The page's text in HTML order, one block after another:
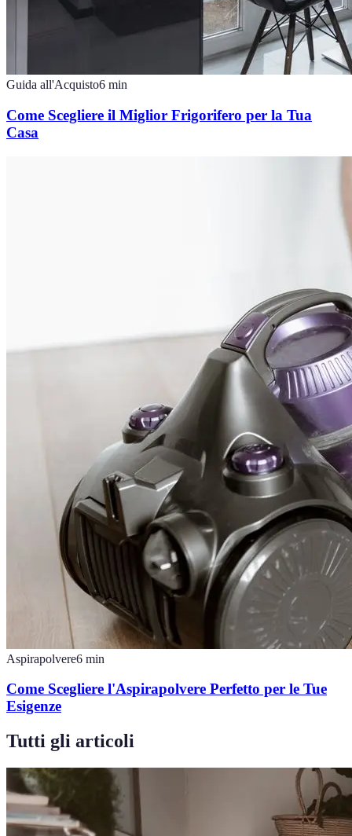
Guida all'Acquisto6 min
Come Scegliere il Miglior Frigorifero per la Tua
Casa
Aspirapolvere6 min
Come Scegliere l'Aspirapolvere Perfetto per le Tue
Esigenze
Tutti gli articoli